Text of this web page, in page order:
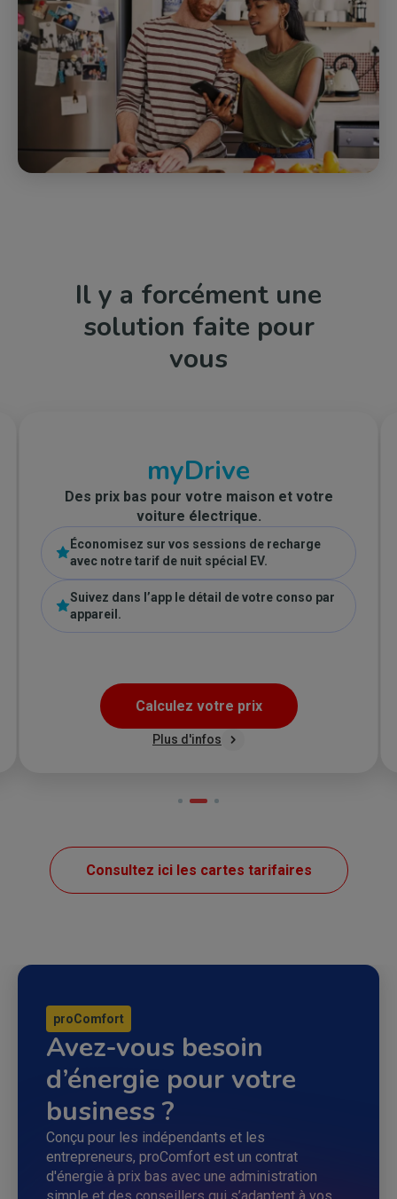
Il y a forcément une
solution faite pour
vous
myDrive
Des prix bas pour votre maison et votre
voiture électrique.
Économisez sur vos sessions de recharge
avec notre tarif de nuit spécial EV.
Suivez dans l’app le détail de votre conso par
appareil.
Calculez votre prix
Plus d'infos
Consultez ici les cartes tarifaires
proComfort
Avez-vous besoin
d’énergie pour votre
business ?
Conçu pour les indépendants et les
entrepreneurs, proComfort est un contrat
d'énergie à prix bas avec une administration
simple et des conseillers qui s’adaptent à vos